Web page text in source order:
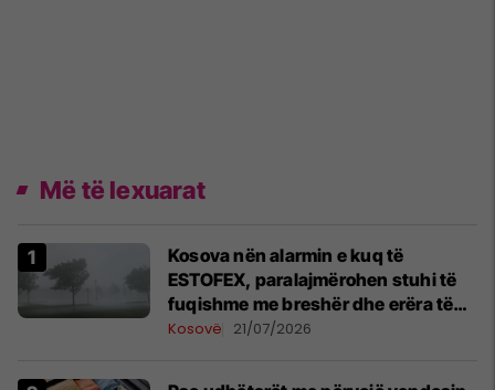
Më të lexuarat
Kosova nën alarmin e kuq të
ESTOFEX, paralajmërohen stuhi të
fuqishme me breshër dhe erëra të
forta
Kosovë 21/07/2026